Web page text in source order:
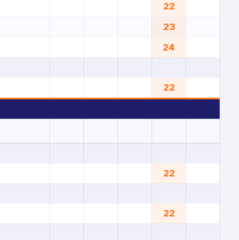
22
23
24
22
22
22